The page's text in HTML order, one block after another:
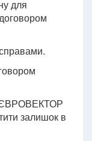
для
ЄВРОВЕКТОР
залишок в